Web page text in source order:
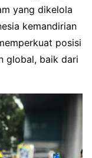
yang dikelola
kemandirian
posisi
global, baik dari